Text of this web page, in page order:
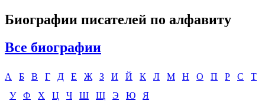
Биографии писателей по алфавиту
Все биографии
А Б В Г Д Е Ж З И Й К Л М Н О П Р С
Т
У
Ф Х Ц Ч Ш Щ Э Ю Я